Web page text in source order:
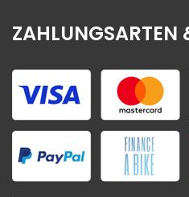
ZAHLUNGSARTEN